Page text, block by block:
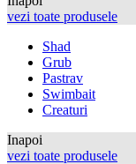
vezi toate produsele
Shad
Grub
Pastrav
Swimbait
Creaturi
Inapoi
vezi toate produsele